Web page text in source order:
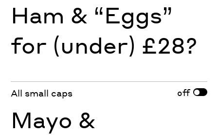
Ham & “Eggs”
for (under) £28?
All small caps off
Mayo &